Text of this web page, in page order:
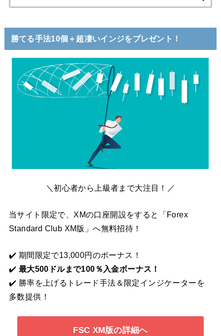
索:
勝てる手法10個＋超凄いインジをプレゼント！
＼初心者から上級者まで大注目！／
当サイト限定で、XMの口座開設をすると「Forex
Standard Club XM版」へ無料招待！
✔️ 期間限定で13,000円のボーナス！
✔️ 最大500ドルまで100％入金ボーナス！
✔️ 勝率を上げるトレード手法＆限定インジケーターを
多数提供！
FSC XM版の詳細へ